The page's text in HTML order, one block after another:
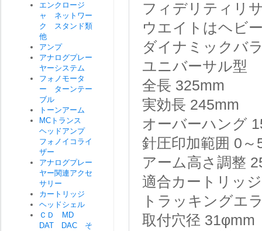
フィデリティリ
ウエイトはヘビ
ダイナミックバ
ユニバーサル型
全長 325mm
実効長 245mm
オーバーハング
針圧印加範囲 0～
アーム高さ調整
適合カートリッ
トラッキングエ
取付穴径 31φmm
エンクロージ
ャ ネットワー
ク スタンド類
他
アンプ
アナログプレー
ヤーシステム
フォノモータ
ー ターンテー
ブル
トーンアーム
MCトランス
ヘッドアンプ
フォノイコライ
ザー
アナログプレー
ヤー関連アクセ
サリー
カートリッジ
ヘッドシェル
ＣＤ MD
DAT DAC そ